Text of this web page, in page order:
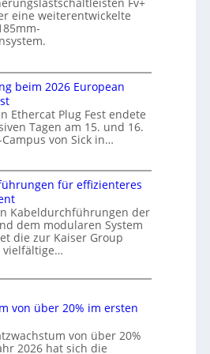
Fv+
eine weiterentwickelte
beim 2026 European
Ethercat Plug Fest endete
Tagen am 15. und 16.
von Sick in…
für effizienteres
Kabeldurchführungen der
dem modularen System
die zur Kaiser Group
vielfältige…
von über 20% im ersten
von über 20%
2026 hat sich die